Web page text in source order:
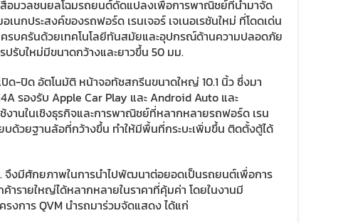
สื่อมวลชนยลโฉมรถยนต์ดัดแปลงเพื่อการพาณิชย์ที่นำมาจัด
นกประสงค์ของรถฟอร์ด เรนเจอร์ เจเนอเรชันใหม่ ที่โดดเด่น
ครบครันด้วยเทคโนโลยีทันสมัยและอุปกรณ์ด้านความปลอดภัย
รับใหม่มีขนาดกว้างและยาวขึ้น 50 มม.
ด-ปิด อัตโนมัติ หน้าจอทัชสกรีนขนาดใหญ่ 10.1 นิ้ว ซึ่งมา
รองรับ Apple Car Play และ Android Auto และ
งานในเชิงธุรกิจและการพาณิชย์ที่หลากหลายรถฟอร์ด เรน
ยบด้วยฐานล้อที่กว้างขึ้น ทำให้มีพื้นที่กระบะเพิ่มขึ้น ติดตั้งตู้ได้
จึงมีศักยภาพในการนำไปพัฒนาต่อยอดเป็นรถยนต์เพื่อการ
รายใหญ่ได้หลากหลายในราคาที่คุ้มค่า โดยในงานมี
การ QVM นำรถมาร่วมจัดแสดง ได้แก่